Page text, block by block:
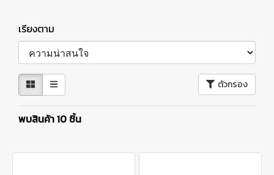
เรียงตาม
ตัวกรอง
พบสินค้า 10 ชิ้น